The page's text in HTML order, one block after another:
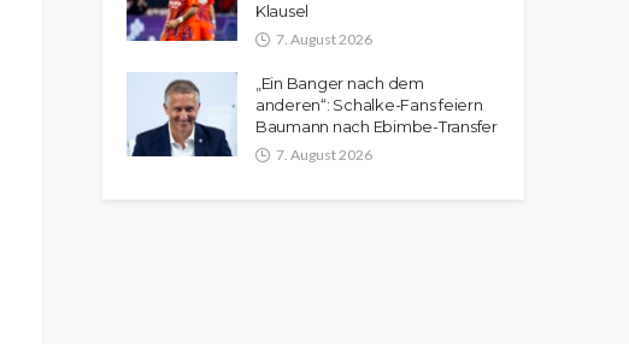
Klausel
7. August 2026
„Ein Banger nach dem
anderen“: Schalke-Fans feiern
Baumann nach Ebimbe-Transfer
7. August 2026